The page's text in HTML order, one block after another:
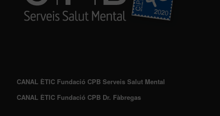
CANAL ÈTIC Fundació CPB Serveis Salut Mental
CANAL ÈTIC Fundació CPB Dr. Fàbregas